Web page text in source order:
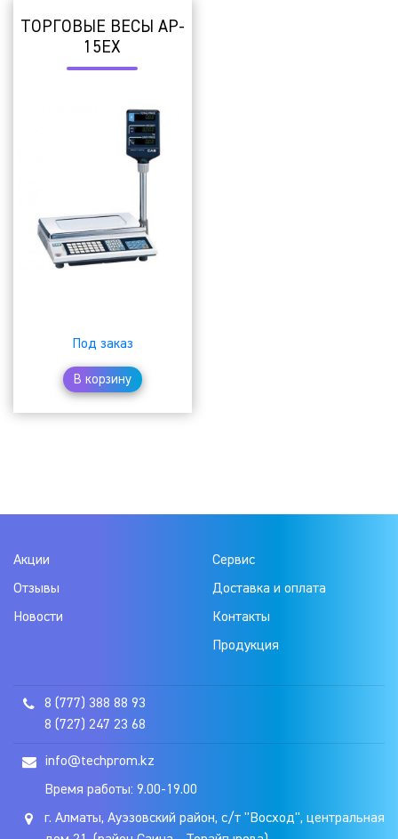
ТОРГОВЫЕ ВЕСЫ AP-
15EX
Под заказ
В корзину
Акции
Отзывы
Новости
Сервис
Доставка и оплата
Контакты
Продукция
8 (777) 388 88 93
8 (727) 247 23 68
info@techprom.kz
Время работы: 9.00-19.00
г. Алматы, Ауэзовский район, с/т "Восход", центральная